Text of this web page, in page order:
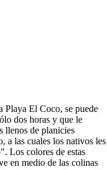
Playa El Coco, se puede
dos horas y que le
llenos de planicies
a las cuales los nativos les
Los colores de estas
en medio de las colinas